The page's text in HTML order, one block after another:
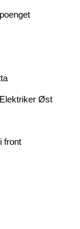
Øst
front